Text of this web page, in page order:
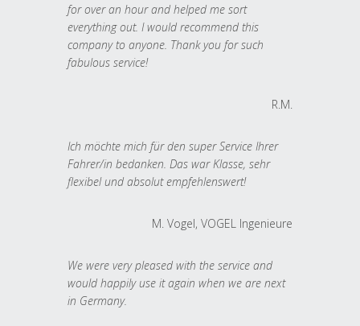
for over an hour and helped me sort
everything out. I would recommend this
company to anyone. Thank you for such
fabulous service!
R.M.
Ich möchte mich für den super Service Ihrer
Fahrer/in bedanken. Das war Klasse, sehr
flexibel und absolut empfehlenswert!
M. Vogel, VOGEL Ingenieure
We were very pleased with the service and
would happily use it again when we are next
in Germany.